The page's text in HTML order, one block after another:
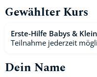
Gewählter Kurs
Erste-Hilfe Babys &
Teilnahme jederzeit
Dein Name